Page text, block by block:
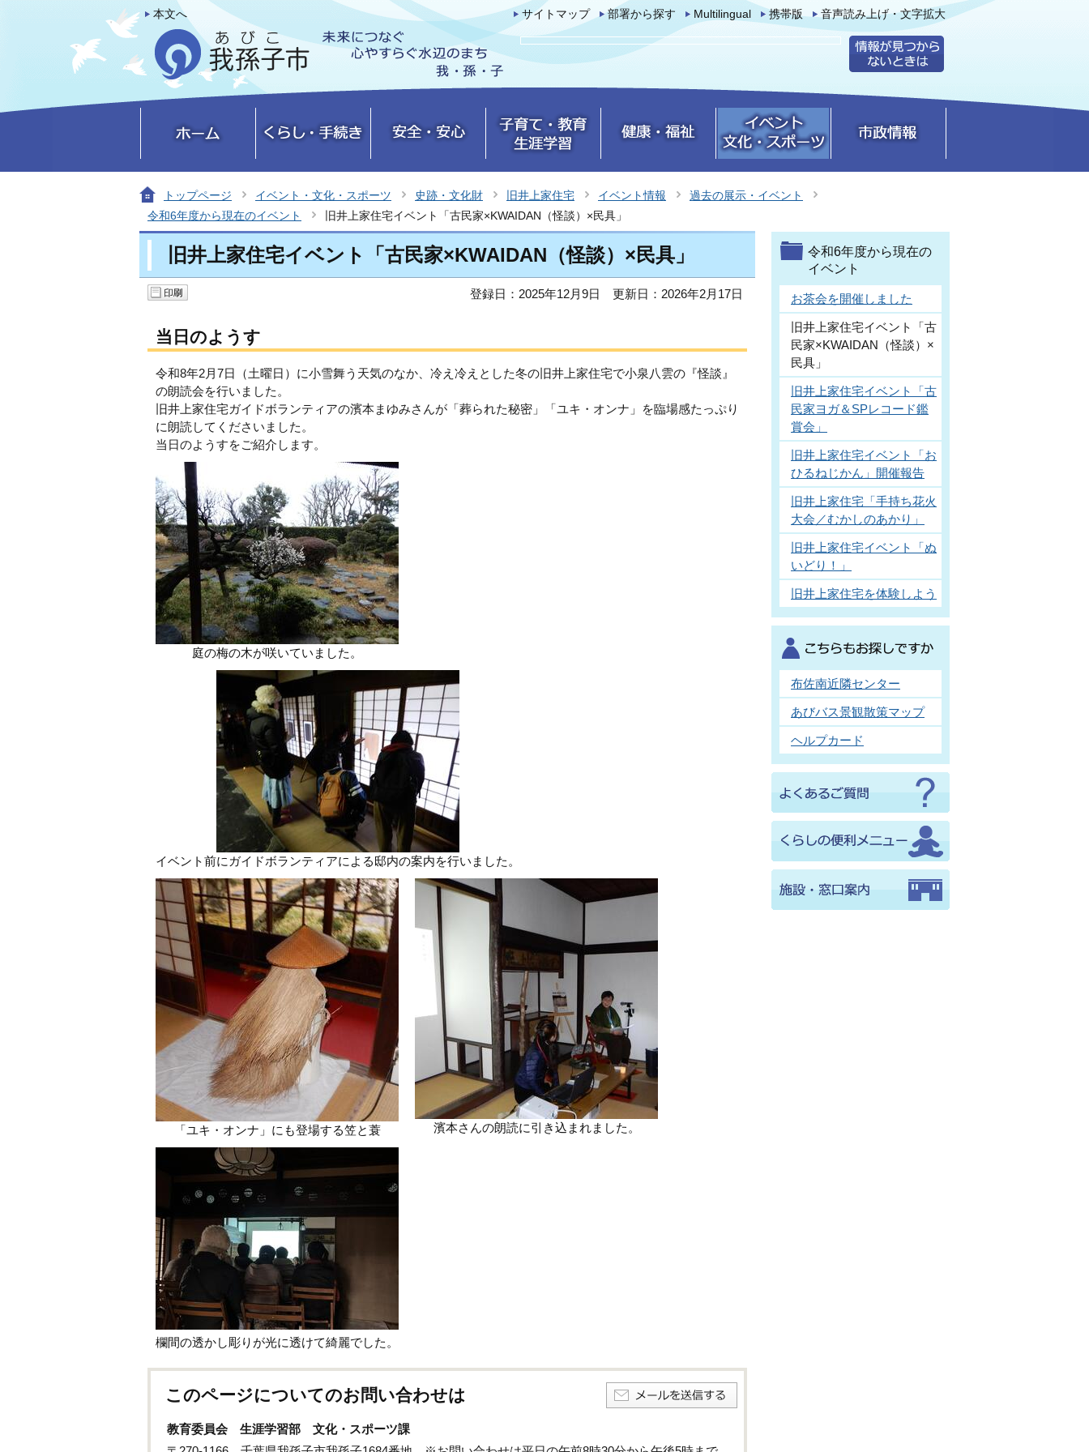
本文へ サイトマップ 部署から探す Multilingual 携帯版 音声読み上げ・文字拡大
トップページ イベント・文化・スポーツ 史跡・文化財 旧井上家住宅 イベント情報
過去の展示・イベント
令和6年度から現在のイベント
旧井上家住宅イベント「古民家×KWAIDAN（怪談）×民具」
旧井上家住宅イベント「古民家×KWAIDAN（怪談）×民具」
登録日：2025年12月9日 更新日：2026年2月17日
当日のようす
令和8年2月7日（土曜日）に小雪舞う天気のなか、冷え冷えとした冬の旧井上家住宅で小泉八雲の『怪談』
の朗読会を行いました。
旧井上家住宅ガイドボランティアの濱本まゆみさんが「葬られた秘密」「ユキ・オンナ」を臨場感たっぷり
に朗読してくださいました。
当日のようすをご紹介します。
庭の梅の木が咲いていました。
イベント前にガイドボランティアによる邸内の案内を行いました。
「ユキ・オンナ」にも登場する笠と蓑 濱本さんの朗読に引き込まれました。
欄間の透かし彫りが光に透けて綺麗でした。
このページについてのお問い合わせは
教育委員会 生涯学習部 文化・スポーツ課
令和6年度から現在の
イベント
お茶会を開催しました
旧井上家住宅イベント「古
民家×KWAIDAN（怪談）×
民具」
旧井上家住宅イベント「古
民家ヨガ＆SPレコード鑑
賞会」
旧井上家住宅イベント「お
ひるねじかん」開催報告
旧井上家住宅「手持ち花火
大会／むかしのあかり」
旧井上家住宅イベント「ぬ
いどり！」
旧井上家住宅を体験しよう
布佐南近隣センター
あびバス景観散策マップ
ヘルプカード